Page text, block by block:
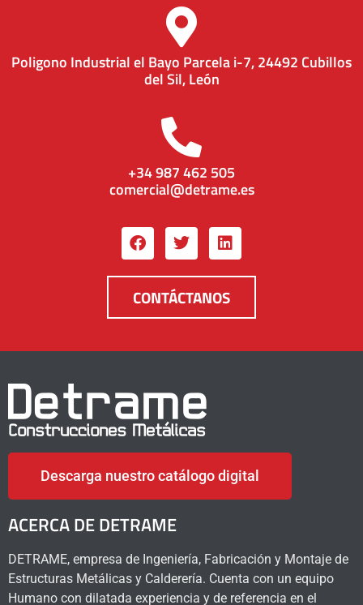
Poligono Industrial el Bayo Parcela i-7, 24492 Cubillos
del Sil, León
+34 987 462 505
comercial@detrame.es
CONTÁCTANOS
Descarga nuestro catálogo digital
ACERCA DE DETRAME
DETRAME, empresa de Ingeniería, Fabricación y Montaje de
Estructuras Metálicas y Calderería. Cuenta con un equipo
Humano con dilatada experiencia y de referencia en el